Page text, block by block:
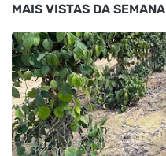
MAIS VISTAS DA SEMANA